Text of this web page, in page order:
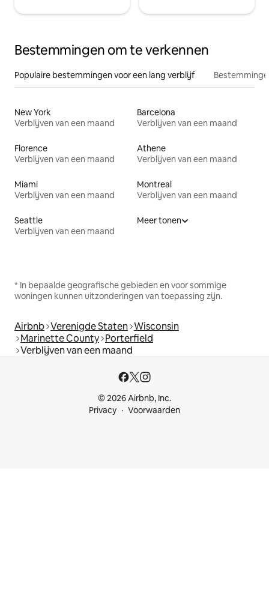
Bestemmingen om te verkennen
Populaire bestemmingen voor een lang verblijf
New York
Verblijven van een maand
Barcelona
Verblijven van een maand
Florence
Verblijven van een maand
Athene
Verblijven van een maand
Miami
Verblijven van een maand
Montreal
Verblijven van een maand
Seattle
Verblijven van een maand
Meer tonen
* In bepaalde geografische gebieden en voor sommige
woningen kunnen uitzonderingen van toepassing zijn.
Airbnb Verenigde Staten Wisconsin
Marinette County Porterfield
Verblijven van een maand
© 2026 Airbnb, Inc.
Privacy
Voorwaarden